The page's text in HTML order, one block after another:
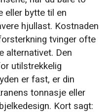
eller bytte til en
hjullast. Kostnaden
tvinger ofte
alternativet. Den
utilstrekkelig
er fast, er din
tonnasje eller
Kort sagt: